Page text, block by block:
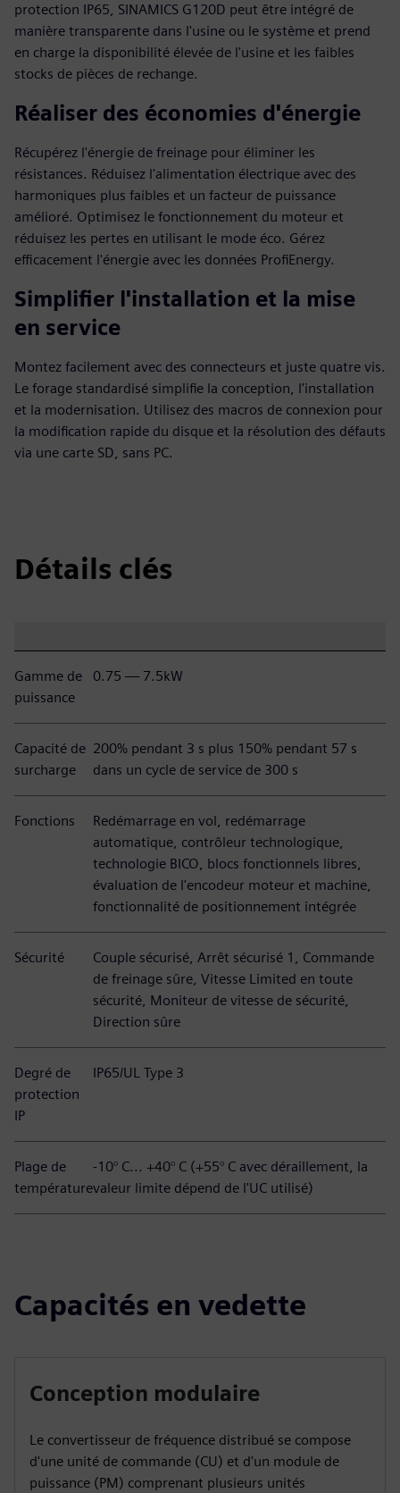
protection IP65, SINAMICS G120D peut être intégré de
manière transparente dans l'usine ou le système et prend
en charge la disponibilité élevée de l'usine et les faibles
stocks de pièces de rechange.
Réaliser des économies d'énergie
Récupérez l'énergie de freinage pour éliminer les
résistances. Réduisez l'alimentation électrique avec des
harmoniques plus faibles et un facteur de puissance
amélioré. Optimisez le fonctionnement du moteur et
réduisez les pertes en utilisant le mode éco. Gérez
efficacement l'énergie avec les données ProfiEnergy.
Simplifier l'installation et la mise
en service
Montez facilement avec des connecteurs et juste quatre vis.
Le forage standardisé simplifie la conception, l'installation
et la modernisation. Utilisez des macros de connexion pour
la modification rapide du disque et la résolution des défauts
via une carte SD, sans PC.
Détails clés
Gamme de
puissance
0.75 — 7.5kW
Capacité de
surcharge
200% pendant 3 s plus 150% pendant 57 s
dans un cycle de service de 300 s
Fonctions
Redémarrage en vol, redémarrage
automatique, contrôleur technologique,
technologie BICO, blocs fonctionnels libres,
évaluation de l'encodeur moteur et machine,
fonctionnalité de positionnement intégrée
Sécurité
Couple sécurisé, Arrêt sécurisé 1, Commande
de freinage sûre, Vitesse Limited en toute
sécurité, Moniteur de vitesse de sécurité,
Direction sûre
Degré de
protection
IP
IP65/UL Type 3
Plage de
température
-10° C... +40° C (+55° C avec déraillement, la
valeur limite dépend de l'UC utilisé)
Capacités en vedette
Conception modulaire
Le convertisseur de fréquence distribué se compose
d'une unité de commande (CU) et d'un module de
puissance (PM) comprenant plusieurs unités